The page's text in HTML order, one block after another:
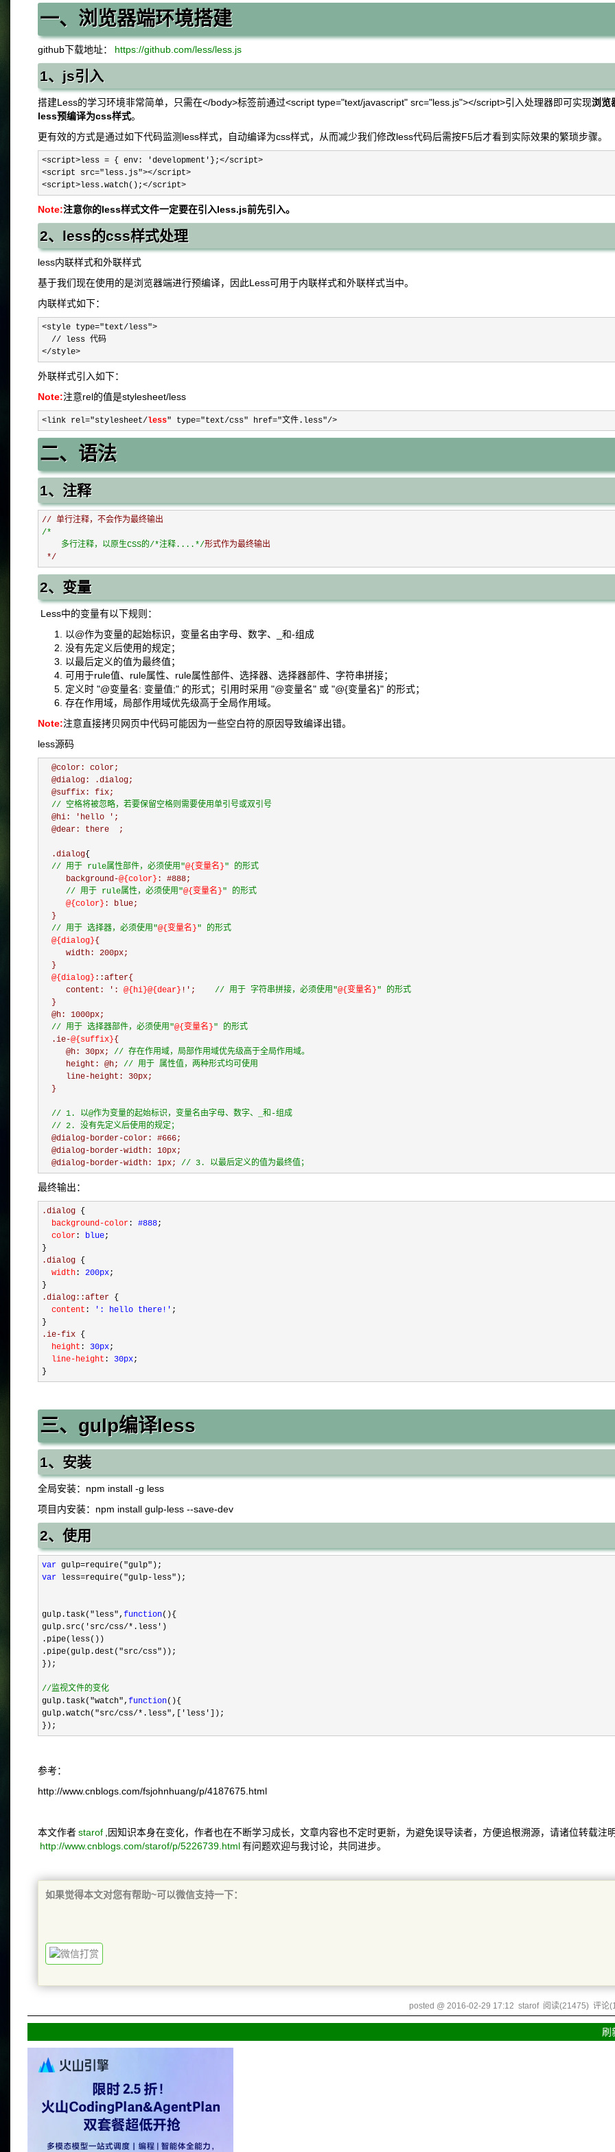
一、浏览器端环境搭建
github下载地址： https://github.com/less/less.js
1、js引入
搭建Less的学习环境非常简单，只需在</body>标签前通过<script type="text/javascript" src="less.js"></script>引入处理器即可实现浏览
less预编译为css样式。
更有效的方式是通过如下代码监测less样式，自动编译为css样式，从而减少我们修改less代码后需按F5后才看到实际效果的繁琐步骤。
<script>less = { env: 'development'};</script>
<script src="less.js"></script>
<script>less.watch();</script>
Note:注意你的less样式文件一定要在引入less.js前先引入。
2、less的css样式处理
less内联样式和外联样式
基于我们现在使用的是浏览器端进行预编译，因此Less可用于内联样式和外联样式当中。
内联样式如下：
<style type="text/less">
  // less 代码
</style>
外联样式引入如下：
Note:注意rel的值是stylesheet/less
<link rel="stylesheet/less" type="text/css" href="文件.less"/>
二、语法
1、注释
/*
    多行注释，以原生CSS的/*注释....
*/形式作为最终输出
*/
2、变量
Less中的变量有以下规则：
以@作为变量的起始标识，变量名由字母、数字、_和-组成
没有先定义后使用的规定；
以最后定义的值为最终值；
可用于rule值、rule属性、rule属性部件、选择器、选择器部件、字符串拼接；
定义时 "@变量名: 变量值;" 的形式；引用时采用 "@变量名" 或 "@{变量名}" 的形式；
存在作用域，局部作用域优先级高于全局作用域。
Note:注意直接拷贝网页中代码可能因为一些空白符的原因导致编译出错。
less源码
  @color: color;
  @dialog: .dialog;
  @suffix: fix;
// 空格将被忽略，若要保留空格则需要使用单引号或双引号
  @hi: 'hello ';
  @dear: there  ;
  .dialog
{
// 用于 rule属性部件，必须使用"@{变量名 }" 的形式
     background-
@{color} : #888;
// 用于 rule属性，必须使用"@{变量名}" 的形式
@{color} : blue;
  // 用于 选择器，必须使用"
@{变量名}" 的形式
  @
{dialog}{
     width: 200px;
  @{dialog}
::after{
     content: ':
@{hi}@{dear} !'; // 用于 字符串拼接，必须使用"@{变量名}" 的形式
  }
  @h: 1000px;
// 用于 选择器部件，必须使用"@{变量名}" 的形式
  .ie-
@{suffix}{
     @h: 30px;
// 存在作用域，局部作用域优先级高于全局作用域。
     height: @h;
// 用于 属性值，两种形式均可使用
     line-height: 30px;
  }
  // 1. 以@作为变量的起始标识，变量名由字母、数字、_和-组成
  // 2. 没有先定义后使用的规定；
  @dialog-border-color: #666;
  @dialog-border-width: 10px;
  @dialog-border-width: 1px;
// 3. 以最后定义的值为最终值；
最终输出：
.dialog {
  background-color
: #888;
  color
: blue;
}
.dialog {
  width
: 200px;
}
.dialog::after {
  content
: ': hello there!' ;
}
.ie-fix {
  height
: 30px;
  line-height
: 30px;
}
三、gulp编译less
1、安装
全局安装：npm install -g less
项目内安装：npm install gulp-less --save-dev
2、使用
var gulp=require("gulp"
var less=require("gulp-less" );
gulp.task( "less", function(){
gulp.src( 'src/css/*.less' )
.pipe(less())
.pipe(gulp.dest( "src/css" ));
});
//监视文件的变化
gulp.task("watch", function(){
gulp.watch( "src/css/*.less",['less'
]);
});
参考：
http://www.cnblogs.com/fsjohnhuang/p/4187675.html
本文作者starof ,因知识本身在变化，作者也在不断学习成长，文章内容也不定时更新，为避免误导读者，方便追根溯源，请诸位转载注
http://www.cnblogs.com/starof/p/5226739.html有问题欢迎与我讨论，共同进步。
如果觉得本文对您有帮助~可以微信支持一下：
posted @ 2016-02-29 17:12 starof阅读(21475) 评论(
刷